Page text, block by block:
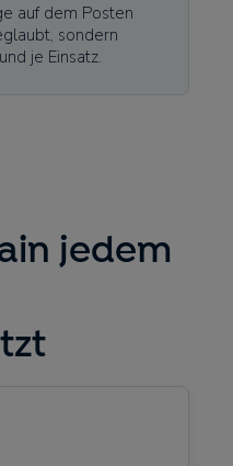
auf dem Posten
sondern
je Einsatz.
jedem